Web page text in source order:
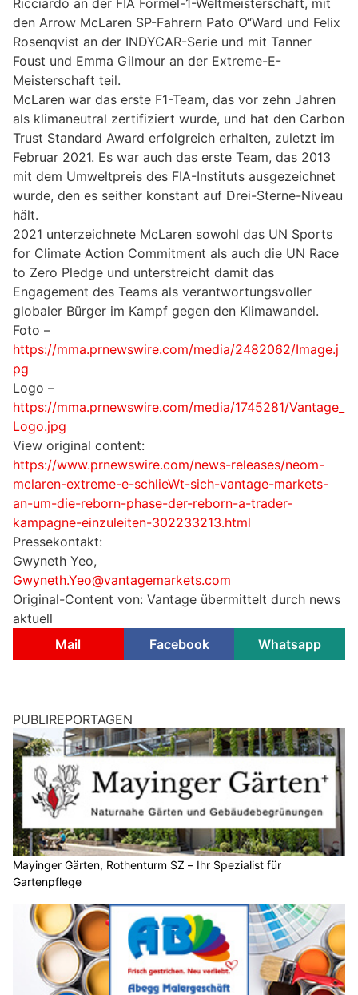
Ricciardo an der FIA Formel-1-Weltmeisterschaft, mit
den Arrow McLaren SP-Fahrern Pato O“Ward und Felix
Rosenqvist an der INDYCAR-Serie und mit Tanner
Foust und Emma Gilmour an der Extreme-E-
Meisterschaft teil.
McLaren war das erste F1-Team, das vor zehn Jahren
als klimaneutral zertifiziert wurde, und hat den Carbon
Trust Standard Award erfolgreich erhalten, zuletzt im
Februar 2021. Es war auch das erste Team, das 2013
mit dem Umweltpreis des FIA-Instituts ausgezeichnet
wurde, den es seither konstant auf Drei-Sterne-Niveau
hält.
2021 unterzeichnete McLaren sowohl das UN Sports
for Climate Action Commitment als auch die UN Race
to Zero Pledge und unterstreicht damit das
Engagement des Teams als verantwortungsvoller
globaler Bürger im Kampf gegen den Klimawandel.
Foto –
https://mma.prnewswire.com/media/2482062/Image.j
pg
Logo –
https://mma.prnewswire.com/media/1745281/Vantage_
Logo.jpg
View original content:
https://www.prnewswire.com/news-releases/neom-
mclaren-extreme-e-schlieWt-sich-vantage-markets-
an-um-die-reborn-phase-der-reborn-a-trader-
kampagne-einzuleiten-302233213.html
Pressekontakt:
Gwyneth Yeo,
Gwyneth.Yeo@vantagemarkets.com
Original-Content von: Vantage übermittelt durch news
aktuell
Mail
Facebook Whatsapp
PUBLIREPORTAGEN
Mayinger Gärten, Rothenturm SZ – Ihr Spezialist für
Gartenpflege